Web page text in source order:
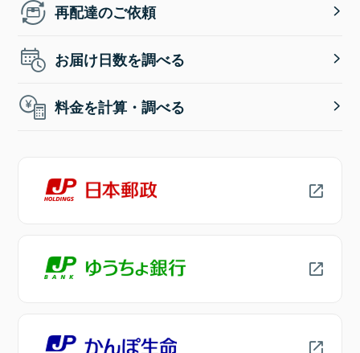
再配達のご依頼
お届け日数を調べる
料金を計算・調べる